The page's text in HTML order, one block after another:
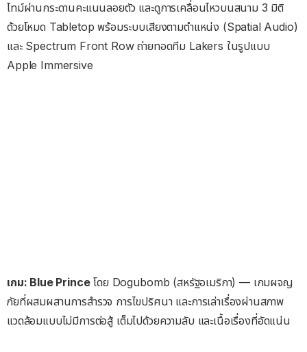
ไทม์ผ่านกระดานคะแนนลอยตัว และดูการเคลื่อนไหวบนสนาม 3 มิติ
ด้วยโหมด Tabletop พร้อมระบบเสียงตามตำแหน่ง (Spatial Audio)
และ Spectrum Front Row ถ่ายทอดทีม Lakers ในรูปแบบ
Apple Immersive
เกม: Blue Princeโดย Dogubomb (สหรัฐอเมริกา) — เกมผจญ
ภัยที่ผสมผสานการสำรวจ การไขปริศนา และการเล่าเรื่องผ่านสภาพ
แวดล้อมแบบไม่มีการต่อสู้ เต็มไปด้วยความลับ และเนื้อเรื่องที่อัดแน่น